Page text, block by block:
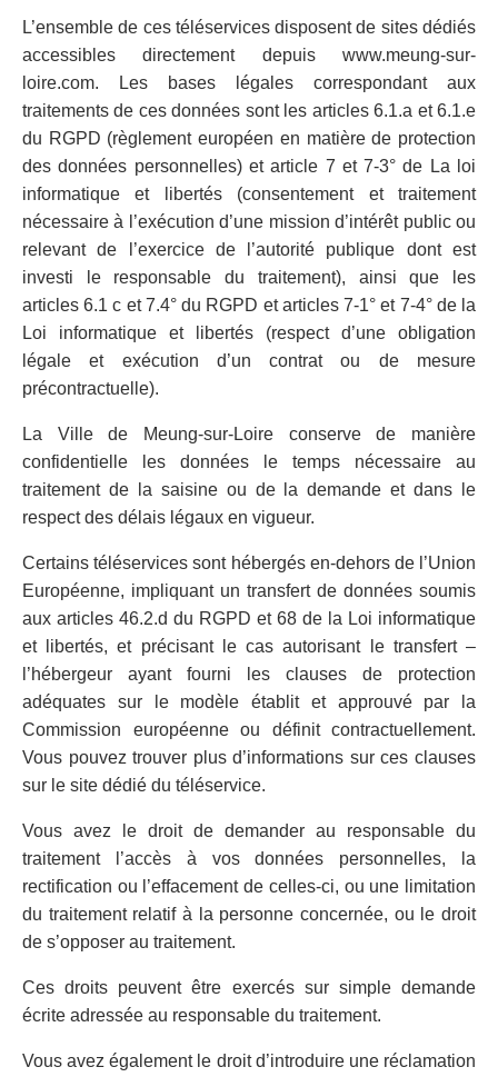
L’ensemble de ces téléservices disposent de sites dédiés
accessibles directement depuis www.meung-sur-
loire.com. Les bases légales correspondant aux
traitements de ces données sont les articles 6.1.a et 6.1.e
du RGPD (règlement européen en matière de protection
des données personnelles) et article 7 et 7-3° de La loi
informatique et libertés (consentement et traitement
nécessaire à l’exécution d’une mission d’intérêt public ou
relevant de l’exercice de l’autorité publique dont est
investi le responsable du traitement), ainsi que les
articles 6.1 c et 7.4° du RGPD et articles 7-1° et 7-4° de la
Loi informatique et libertés (respect d’une obligation
légale et exécution d’un contrat ou de mesure
précontractuelle).
La Ville de Meung-sur-Loire conserve de manière
confidentielle les données le temps nécessaire au
traitement de la saisine ou de la demande et dans le
respect des délais légaux en vigueur.
Certains téléservices sont hébergés en-dehors de l’Union
Européenne, impliquant un transfert de données soumis
aux articles 46.2.d du RGPD et 68 de la Loi informatique
et libertés, et précisant le cas autorisant le transfert –
l’hébergeur ayant fourni les clauses de protection
adéquates sur le modèle établit et approuvé par la
Commission européenne ou définit contractuellement.
Vous pouvez trouver plus d’informations sur ces clauses
sur le site dédié du téléservice.
Vous avez le droit de demander au responsable du
traitement l’accès à vos données personnelles, la
rectification ou l’effacement de celles-ci, ou une limitation
du traitement relatif à la personne concernée, ou le droit
de s’opposer au traitement.
Ces droits peuvent être exercés sur simple demande
écrite adressée au responsable du traitement.
Vous avez également le droit d’introduire une réclamation